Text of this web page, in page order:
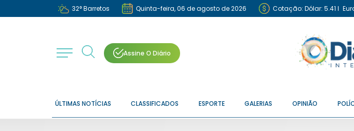
32°Barretos Quinta-feira, 06 de agosto de 2026 Cotação: Dólar: 5.41 I
Assine O Diário
ÚLTIMAS NOTÍCIAS CLASSIFICADOS ESPORTE GALERIAS OPINIÃO